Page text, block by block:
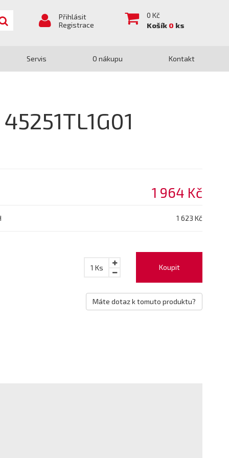
Přihlásit
Registrace
0 Kč
Košík 0 ks
Servis O nákupu Kontakt
1 964 Kč
1 623 Kč
Koupit
1 Ks
Máte dotaz k tomuto produktu?